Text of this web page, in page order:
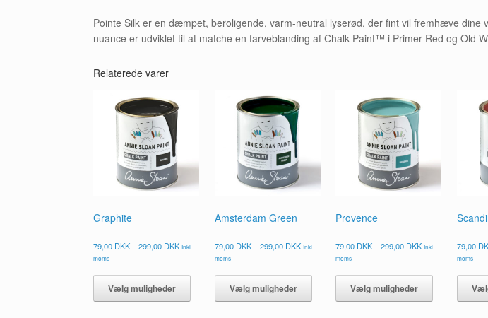
Pointe Silk er en dæmpet, beroligende, varm-neutral lyserød, der fint vil fremhæve
nuance er udviklet til at matche en farveblanding af Chalk Paint™ i Primer Red og Old
Relaterede varer
Graphite
79,00 DKK–299,00 DKKPrisinterval:
79,00 DKK
299,00 DKK
Inkl.
moms
Vælg muligheder
Dette
har
Amsterdam Green
79,00 DKK – 299,00 DKKPrisinterval:
79,00 DKK
299,00 DKK
Inkl.
moms
Vælg muligheder
Dette
har
Provence
79,00 DKK–299,00 DKKPrisinterval:
79,00 DKK
299,00 DKK
Inkl.
moms
Vælg muligheder
Dette
har
79,00
moms